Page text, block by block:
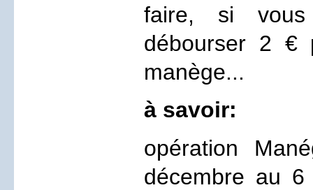
faire, si
débourser 2 €
manège...
à savoir:
opération
décembre au